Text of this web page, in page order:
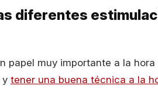
diferentes
papel muy importante a la
y tener una buena técnica a la